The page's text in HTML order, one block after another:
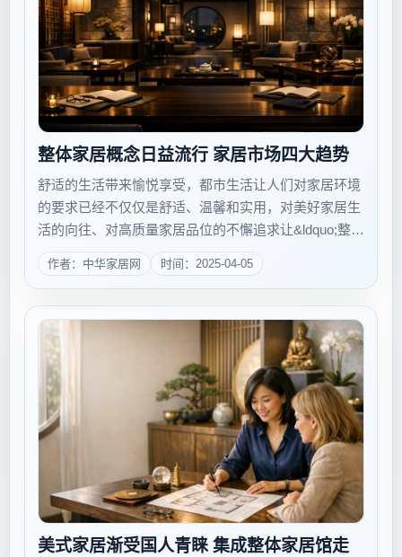
整体家居概念日益流行 家居市场四大趋势
舒适的生活带来愉悦享受，都市生活让人们对家居环境
的要求已经不仅仅是舒适、温馨和实用，对美好家居生
活的向往、对高质量家居品位的不懈追求让&ldquo;整体
家居&rdquo;的概念进入了人们的生活，&ldquo;闯
&rdquo;入了人们的视野。 家具：中西合璧、简约...
作者：中华家居网 时间：2025-04-05
美式家居渐受国人青睐 集成整体家居馆走